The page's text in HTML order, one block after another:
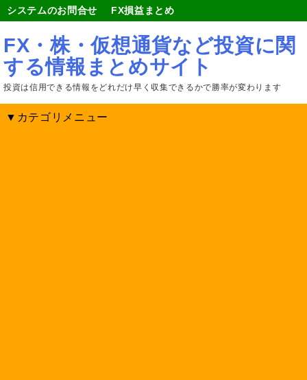
システムのお問合せ FX損益まとめ
FX・株・仮想通貨など投資に関
する情報まとめサイト
投資は信用できる情報をどれだけ早く収集できるかで勝率が変わります
▼カテゴリメニュー